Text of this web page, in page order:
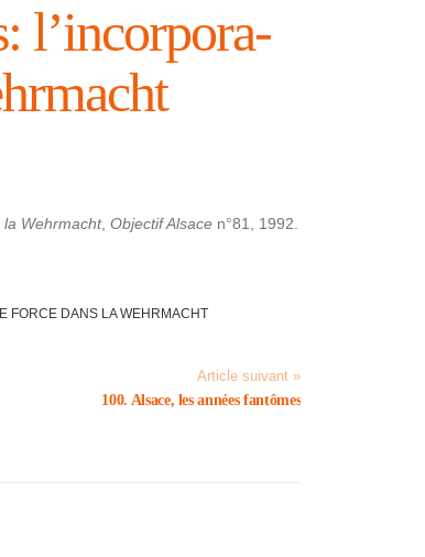
l’in­cor­po­ra­
la Wehr­macht, Objec­tif Alsace n°81, 1992.
FORCE DANS LA WEHR­MACHT
Article suivant »
100. Alsace, les années fantômes